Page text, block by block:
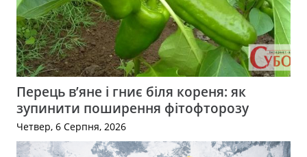
Перець в’яне і гниє біля кореня: як
зупинити поширення фітофторозу
Четвер, 6 Серпня, 2026